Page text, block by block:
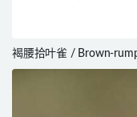
褐腰拾叶雀 / Brown-
Foliage-gleaner /